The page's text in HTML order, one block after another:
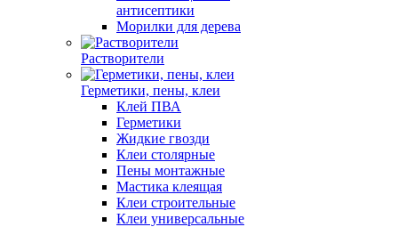
антисептики
Морилки для дерева
Растворители
Герметики, пены, клеи
Клей ПВА
Герметики
Жидкие гвозди
Клеи столярные
Пены монтажные
Мастика клеящая
Клеи строительные
Клеи универсальные